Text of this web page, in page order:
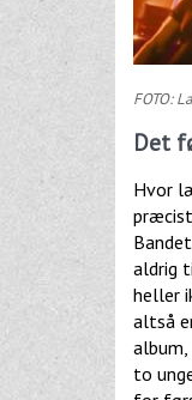
FOTO:
Det
Hvor
præcist
aldrig
heller
altså
album,
to